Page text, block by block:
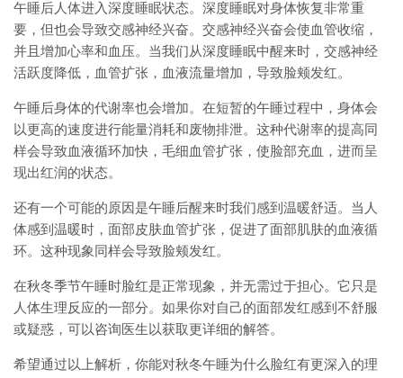
午睡后人体进入深度睡眠状态。深度睡眠对身体恢复非常重
要，但也会导致交感神经兴奋。交感神经兴奋会使血管收缩，
并且增加心率和血压。当我们从深度睡眠中醒来时，交感神经
活跃度降低，血管扩张，血液流量增加，导致脸颊发红。
午睡后身体的代谢率也会增加。在短暂的午睡过程中，身体会
以更高的速度进行能量消耗和废物排泄。这种代谢率的提高同
样会导致血液循环加快，毛细血管扩张，使脸部充血，进而呈
现出红润的状态。
还有一个可能的原因是午睡后醒来时我们感到温暖舒适。当人
体感到温暖时，面部皮肤血管扩张，促进了面部肌肤的血液循
环。这种现象同样会导致脸颊发红。
在秋冬季节午睡时脸红是正常现象，并无需过于担心。它只是
人体生理反应的一部分。如果你对自己的面部发红感到不舒服
或疑惑，可以咨询医生以获取更详细的解答。
希望通过以上解析，你能对秋冬午睡为什么脸红有更深入的理